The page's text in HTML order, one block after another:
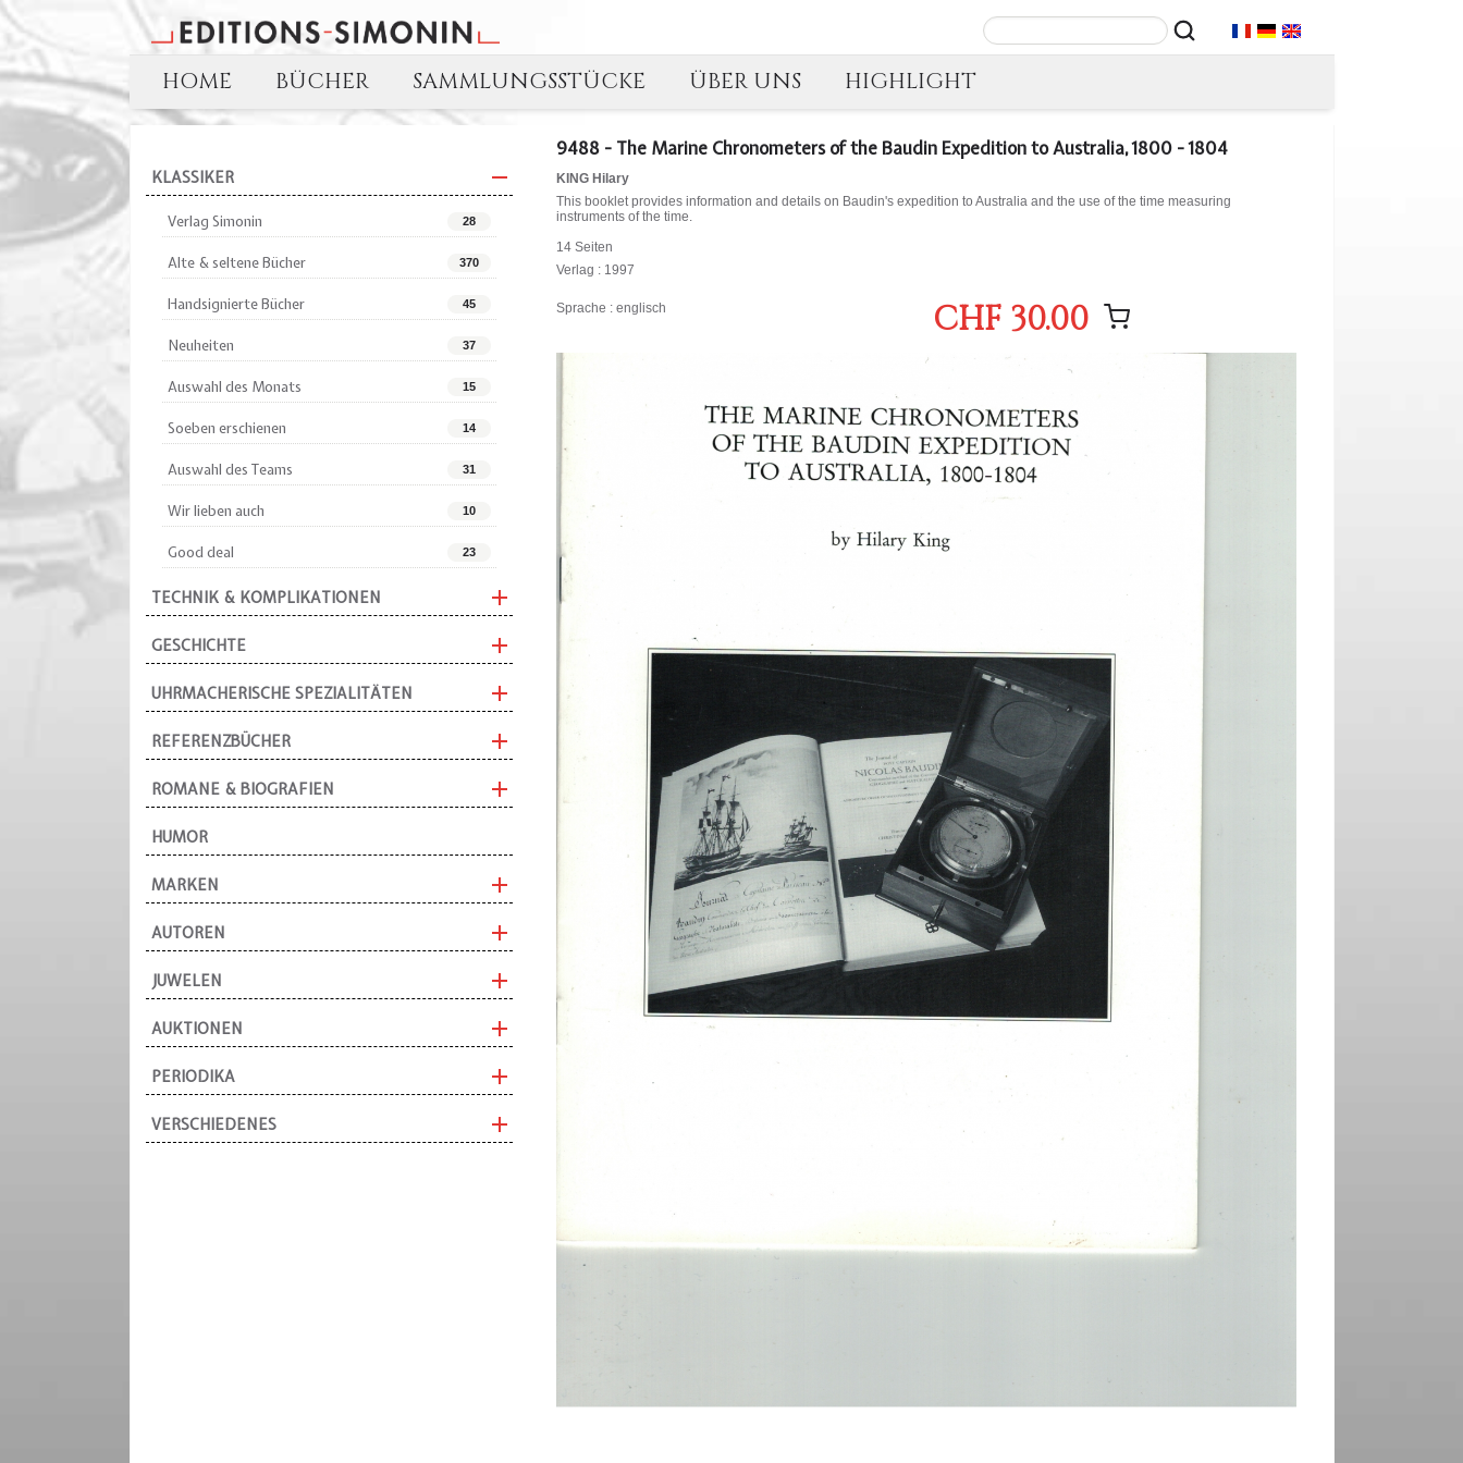
HOME BÜCHER SAMMLUNGSSTÜCKE ÜBER UNS HIGHLIGHT
KLASSIKER
Verlag Simonin 28
Alte & seltene Bücher 370
Handsignierte Bücher 45
Neuheiten 37
Auswahl des Monats 15
Soeben erschienen 14
Auswahl des Teams 31
Wir lieben auch 10
Good deal 23
TECHNIK & KOMPLIKATIONEN
GESCHICHTE
UHRMACHERISCHE SPEZIALITÄTEN
REFERENZBÜCHER
ROMANE & BIOGRAFIEN
HUMOR
MARKEN
AUTOREN
JUWELEN
AUKTIONEN
PERIODIKA
VERSCHIEDENES
9488 - The Marine Chronometers of the Baudin Expedition to Australia, 1800 - 1804
KING Hilary
This booklet provides information and details on Baudin's expedition to Australia and the use of the time measuring
instruments of the time.
14 Seiten
Verlag : 1997
Sprache : englisch CHF 30.00